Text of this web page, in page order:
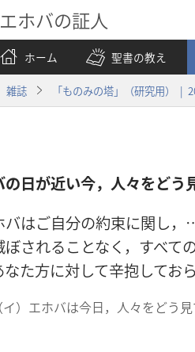
エホバの証人
ホーム
聖書の教え
雑誌 「ものみの塔」（研究用） |
の日が近い今，人々をどう
バはご自分の約束に関し
ぼされることなく，すべて
なた方に対して辛抱してお
イ）エホバは今日，人々をどう